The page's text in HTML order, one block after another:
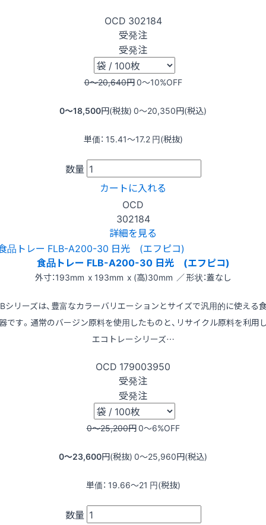
OCD 302184
受発注
受発注
0〜20,640円0〜10%OFF
0〜18,500円(税抜) 0〜20,350円(税込)
単価： 15.41〜17.2 円(税抜)
数量
カートに入れる
OCD
302184
詳細を見る
食品トレー FLB-A200-30 日光 (エフピコ)
外寸：193mm x 193mm x (高)30mm ／ 形状：蓋なし
シリーズは、豊富なカラーバリエーションとサイズで汎用的に使える
です。通常のバージン原料を使用したものと、リサイクル原料を利用
エコトレーシリーズ…
OCD 179003950
受発注
受発注
0〜25,200円0〜6%OFF
0〜23,600円(税抜) 0〜25,960円(税込)
単価： 19.66〜21 円(税抜)
数量